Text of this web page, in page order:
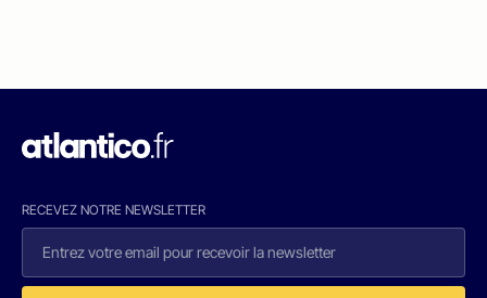
RECEVEZ NOTRE NEWSLETTER